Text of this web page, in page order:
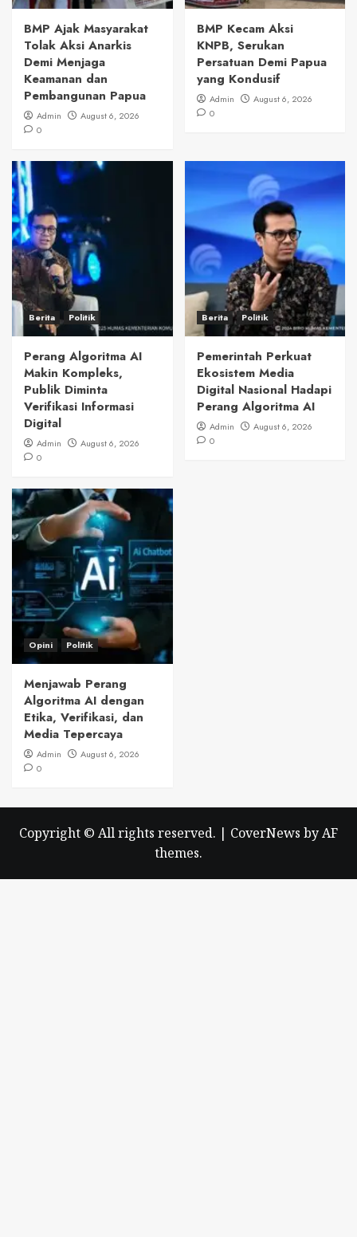
BMP Ajak Masyarakat
Tolak Aksi Anarkis
Demi Menjaga
Keamanan dan
Pembangunan Papua
Admin
August 6, 2026
0
BMP Kecam Aksi
KNPB, Serukan
Persatuan Demi Papua
yang Kondusif
Admin
August 6, 2026
0
Berita Politik
Perang Algoritma AI
Makin Kompleks,
Publik Diminta
Verifikasi Informasi
Digital
Admin
August 6, 2026
0
Berita Politik
Pemerintah Perkuat
Ekosistem Media
Digital Nasional Hadapi
Perang Algoritma AI
Admin
August 6, 2026
0
Opini Politik
Menjawab Perang
Algoritma AI dengan
Etika, Verifikasi, dan
Media Tepercaya
Admin
August 6, 2026
0
Copyright © All rights reserved. | CoverNews by AF
themes.